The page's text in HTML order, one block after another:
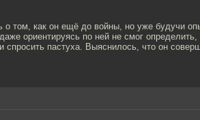
том, как он ещё до войны, но уже будучи
ориентируясь по ней не смог определить,
пастуха. Выяснилось, что он